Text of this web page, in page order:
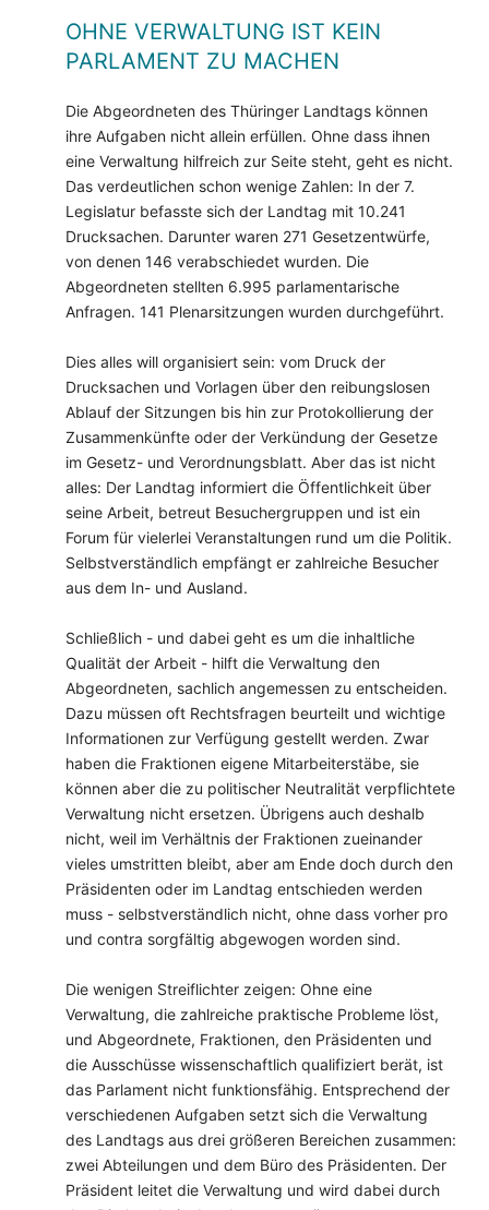
OHNE VERWALTUNG IST KEIN
PARLAMENT ZU MACHEN
Die Abgeordneten des Thüringer Landtags können
ihre Aufgaben nicht allein erfüllen. Ohne dass ihnen
eine Verwaltung hilfreich zur Seite steht, geht es nicht.
Das verdeutlichen schon wenige Zahlen: In der 7.
Legislatur befasste sich der Landtag mit 10.241
Drucksachen. Darunter waren 271 Gesetzentwürfe,
von denen 146 verabschiedet wurden. Die
Abgeordneten stellten 6.995 parlamentarische
Anfragen. 141 Plenarsitzungen wurden durchgeführt.
Dies alles will organisiert sein: vom Druck der
Drucksachen und Vorlagen über den reibungslosen
Ablauf der Sitzungen bis hin zur Protokollierung der
Zusammenkünfte oder der Verkündung der Gesetze
im Gesetz- und Verordnungsblatt. Aber das ist nicht
alles: Der Landtag informiert die Öffentlichkeit über
seine Arbeit, betreut Besuchergruppen und ist ein
Forum für vielerlei Veranstaltungen rund um die Politik.
Selbstverständlich empfängt er zahlreiche Besucher
aus dem In- und Ausland.
Schließlich - und dabei geht es um die inhaltliche
Qualität der Arbeit - hilft die Verwaltung den
Abgeordneten, sachlich angemessen zu entscheiden.
Dazu müssen oft Rechtsfragen beurteilt und wichtige
Informationen zur Verfügung gestellt werden. Zwar
haben die Fraktionen eigene Mitarbeiterstäbe, sie
können aber die zu politischer Neutralität verpflichtete
Verwaltung nicht ersetzen. Übrigens auch deshalb
nicht, weil im Verhältnis der Fraktionen zueinander
vieles umstritten bleibt, aber am Ende doch durch den
Präsidenten oder im Landtag entschieden werden
muss - selbstverständlich nicht, ohne dass vorher pro
und contra sorgfältig abgewogen worden sind.
Die wenigen Streiflichter zeigen: Ohne eine
Verwaltung, die zahlreiche praktische Probleme löst,
und Abgeordnete, Fraktionen, den Präsidenten und
die Ausschüsse wissenschaftlich qualifiziert berät, ist
das Parlament nicht funktionsfähig. Entsprechend der
verschiedenen Aufgaben setzt sich die Verwaltung
des Landtags aus drei größeren Bereichen zusammen:
zwei Abteilungen und dem Büro des Präsidenten. Der
Präsident leitet die Verwaltung und wird dabei durch